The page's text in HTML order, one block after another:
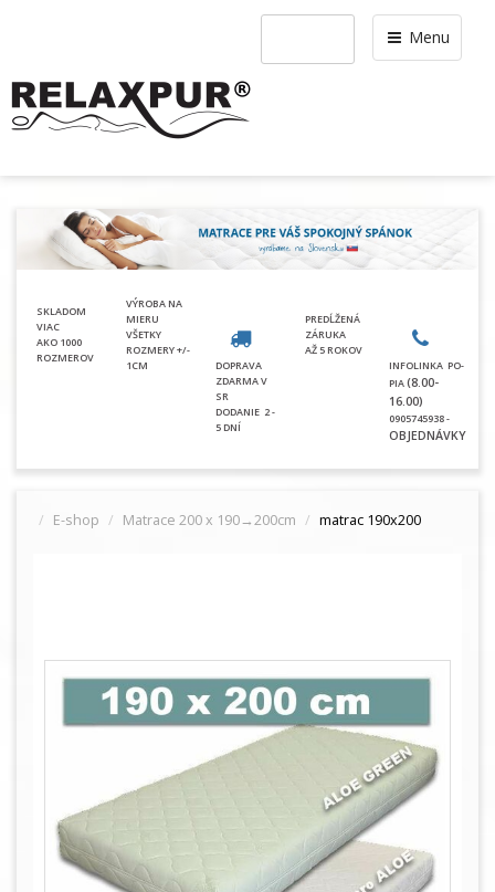
Menu
SKLADOM
VIAC
AKO 1000
ROZMEROV
VÝROBA NA
MIERU
VŠETKY
ROZMERY +/-
1CM
DOPRAVA
ZDARMA V
SR
DODANIE 2 -
5 DNÍ
PREDĹŽENÁ
ZÁRUKA
AŽ 5 ROKOV
INFOLINKA PO-
PIA(8.00-
16.00)
0905745938 -
OBJEDNÁVKY
E-shop Matrace 200 x 190→200cm matrac 190x200